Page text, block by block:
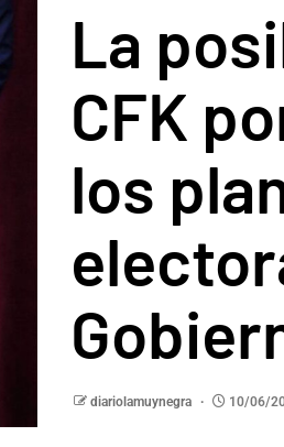
La
CFK
los
diariolamuynegra 10/06/